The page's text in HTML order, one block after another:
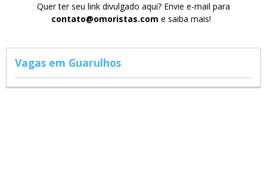
Quer ter seu link divulgado aqui? Envie e-mail para
contato@omoristas.com e saiba mais!
Vagas em Guarulhos